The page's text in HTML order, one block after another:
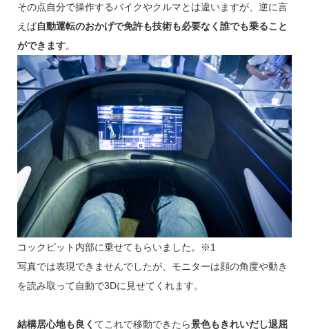
その点自分で操作するバイクやクルマとは違いますが、逆に言
えば自動運転のおかげで免許も技術も必要なく誰でも乗ること
ができます。
コックピット内部に乗せてもらいました。※1
写真では表現できませんでしたが、モニターは顔の角度や動き
を読み取って自動で3Dに見せてくれます。
結構居心地も良く てこれで移動できたら景色もきれいだし退屈